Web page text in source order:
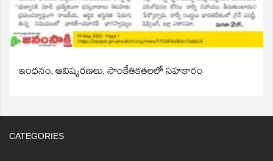
ఇంధనం, ఆవిష్కరణలు, సాంకేతికతలలో సహకారం
CATEGORIES